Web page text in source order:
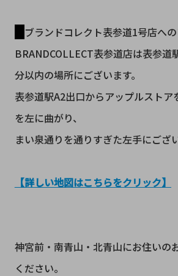
ブランドコレクト表参道1号店へ
BRANDCOLLECT表参道店は表参道
分以内の場所にございます。
表参道駅A2出口からアップルストア
を左に曲がり、
まい泉通りを通りすぎた左手にござ
【詳しい地図はこちらをクリック】
神宮前・南青山・北青山にお住いの
ください。